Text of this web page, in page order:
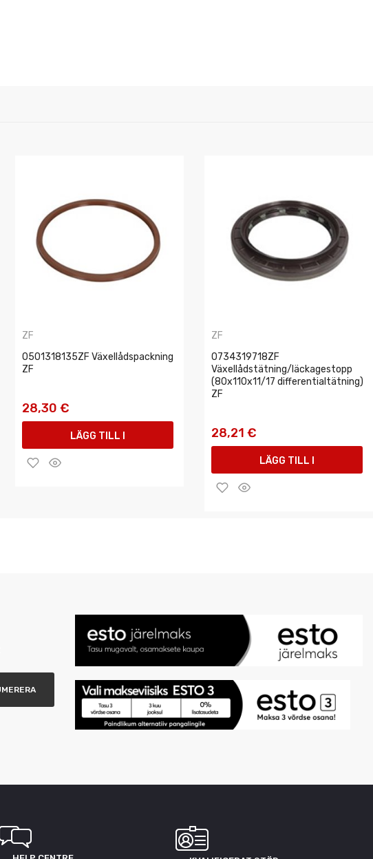
ZF
0501318135ZF Växellådspackning
ZF
28,30 €
LÄGG TILL I
ZF
0734319718ZF
Växellådstätning/läckagestopp
(80x110x11/17 differentialtätning)
ZF
28,21 €
LÄGG TILL I